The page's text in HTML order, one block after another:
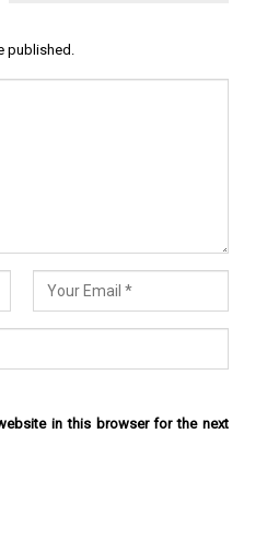
published.
in this browser for the next